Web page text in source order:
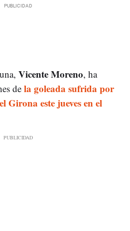
Vicente Moreno, ha
de la goleada sufrida por
Girona este jueves en el